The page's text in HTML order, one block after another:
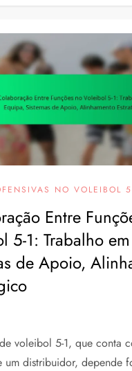
NO VOLEIBOL
Entre
5-1: Trabalho
de Apoio,
voleibol 5-1, que conta
um distribuidor, depende